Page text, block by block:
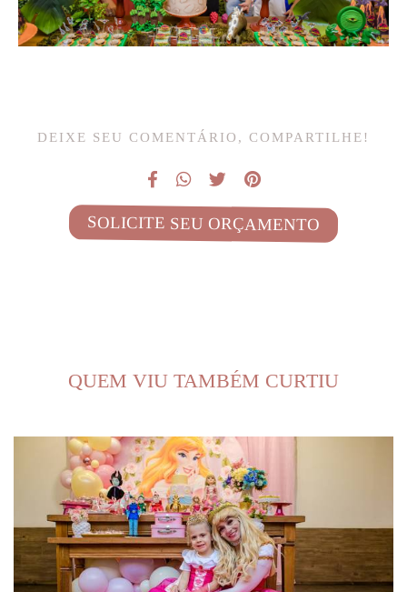
DEIXE SEU COMENTÁRIO, COMPARTILHE!
SOLICITE SEU ORÇAMENTO
QUEM VIU TAMBÉM CURTIU